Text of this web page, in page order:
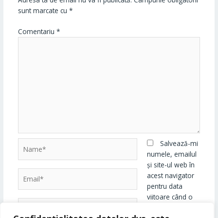
sunt marcate cu *
Comentariu *
Website
Salvează-mi
numele, emailul
și site-ul web în
acest navigator
pentru data
viitoare când o